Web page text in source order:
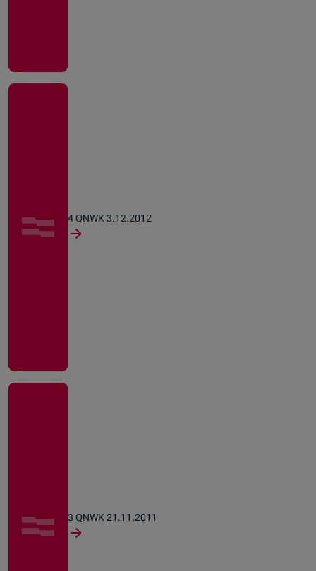
4 QNWK 3.12.2012
3 QNWK 21.11.2011